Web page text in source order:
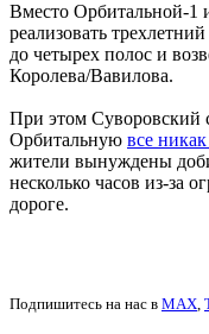
Вместо Орбитальной-1
реализовать
до четырех полос и
Королева/Вавилова.
При этом Суворовский
Орбитальную все
жители вынуждены
несколько часов из-за
дороге.
Подпишитесь на нас в MAX,